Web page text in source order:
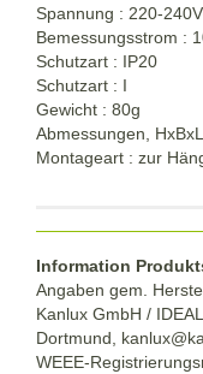
Spannung : 220-
Bemessungsstrom :
Schutzart : IP20
Schutzart : I
Gewicht : 80g
Abmessungen,
Montageart : zur
Information
Angaben gem.
Kanlux GmbH /
Dortmund,
WEEE-